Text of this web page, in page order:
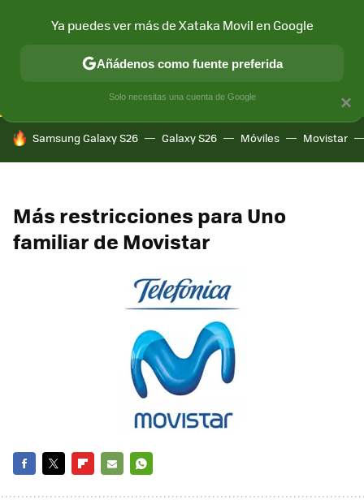
CONECTIVIDAD MÓVIL Y SOCIEDAD APLICACIONES
HOY SE HABLA DE
Samsung Galaxy S26 Galaxy S26 Móviles Movistar
Más restricciones para Uno
familiar de Movistar
×
Ya puedes ver más de Xataka Movil en Google
Añádenos como fuente preferida
Solo necesitas una cuenta de Google